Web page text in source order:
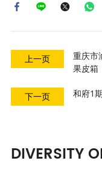
上一页
重庆市
果皮箱
下一页 和府1
DIVERSITY